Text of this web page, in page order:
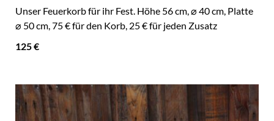
Unser Feuerkorb für ihr Fest. Höhe 56 cm, ⌀ 40 cm, Platte
⌀ 50 cm, 75 € für den Korb, 25 € für jeden Zusatz
125 €